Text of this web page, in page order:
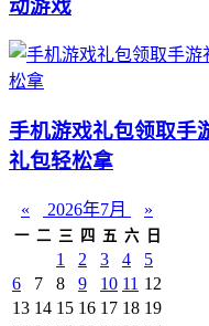
动游戏
手机游戏礼包领取手
礼包轻松拿
« 2026年7月 »
一 二 三 四 五 六 日
1 2 3 4
5
6
7 8 9 10 11 12
13 14 15 16 17 18 19